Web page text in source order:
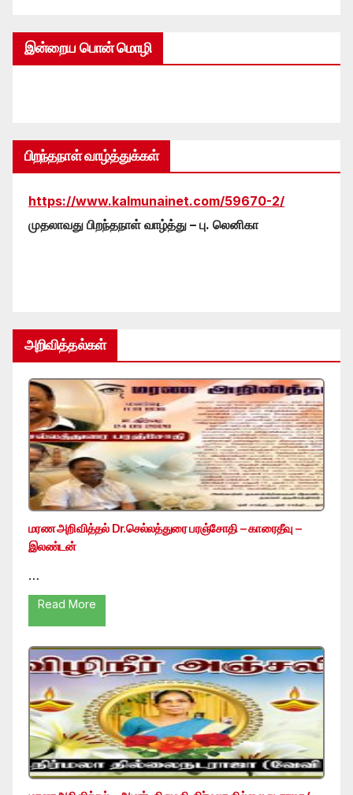
இன்றைய பொன் மொழி
பிறந்தநாள் வாழ்த்துக்கள்
https://www.kalmunainet.com/59670-2/
முதலாவது பிறந்தநாள் வாழ்த்து – பு. லெனிகா
அறிவித்தல்கள்
மரண அறிவித்தல் Dr.செல்லத்துரை பரஞ்சோதி – காரைதீவு –
இலண்டன்
…
Read More